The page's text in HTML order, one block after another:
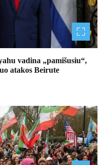
vadina „pamišusiu“,
atakos Beirute